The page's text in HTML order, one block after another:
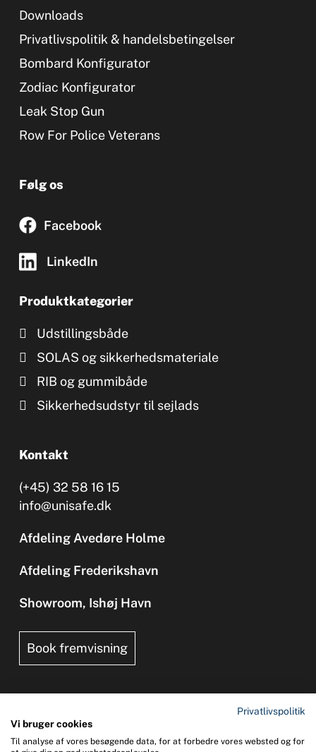
Downloads
Privatlivspolitik & handelsbetingelser
Bombard Konfigurator
Zodiac Konfigurator
Leak Stop Gun
Row For Police Veterans
Følg os
Facebook
LinkedIn
Produktkategorier
Udstillingsbåde
SOLAS og sikkerhedsmateriale
RIB og gummibåde
Sikkerhedsudstyr til sejlads
Kontakt
(+45) 32 58 16 15
info@unisafe.dk
Afdeling Avedøre Holme
Afdeling Frederikshavn
Showroom, Ishøj Havn
Book fremvisning
Copyright 2026 © UNI-SAFE Safety at Sea
Privatlivspolitik
Vi bruger cookies
Til analyse af vores besøgende data, for at forbedre vores websted og for